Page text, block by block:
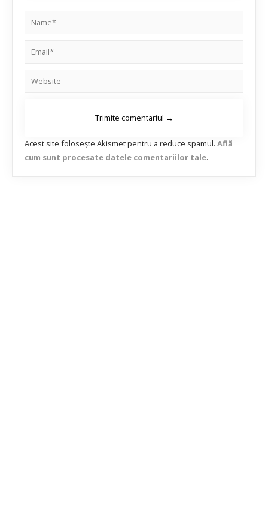
Acest site folosește Akismet pentru a reduce spamul. Află
cum sunt procesate datele comentariilor tale.